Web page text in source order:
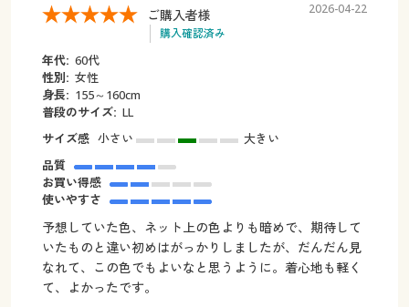
ご購入者様
購入確認済み
2026-04-22
年代: 60代
性別: 女性
身長: 155～160cm
普段のサイズ: LL
サイズ感 小さい
大きい
品質
お買い得感
使いやすさ
予想していた色、ネット上の色よりも暗めで、期待して
いたものと違い初めはがっかりしましたが、だんだん見
なれて、この色でもよいなと思うように。着心地も軽く
て、よかったです。